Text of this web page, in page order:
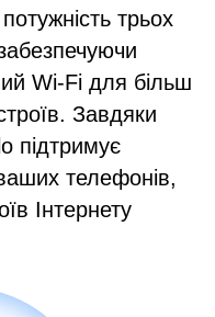
трьох
Wi-Fi для більш
Завдяки
підтримує
телефонів,
Інтернету